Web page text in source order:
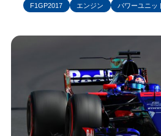
F1GP2017 エンジン パワーユニッ